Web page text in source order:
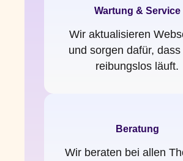
Wartung & Service
Wir aktualisieren
und sorgen dafür,
reibungslos läuft.
Beratung
Wir beraten bei allen